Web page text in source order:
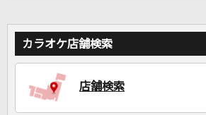
自宅でカラオケ歌い放題！
カラオケ店舗検索
店舗検索